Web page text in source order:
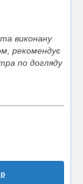
виконану
рекомендує
по догляду